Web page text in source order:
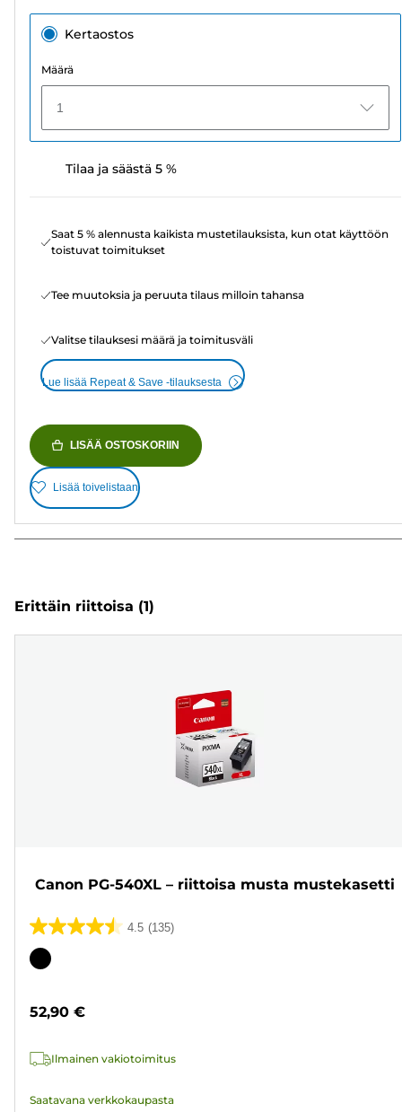
Kertaostos
Määrä
1
Tilaa ja säästä 5 %
Saat 5 % alennusta kaikista mustetilauksista, kun otat käyttöön
toistuvat toimitukset
Tee muutoksia ja peruuta tilaus milloin tahansa
Valitse tilauksesi määrä ja toimitusväli
Lue lisää Repeat & Save -tilauksesta
LISÄÄ OSTOSKORIIN
Lisää toivelistaan
Erittäin riittoisa (1)
Canon PG-540XL – riittoisa musta mustekasetti
4.5 (135)
4.5/5
tähteä.
Värikasetti
52,90 €
Ilmainen vakiotoimitus
Saatavana verkkokaupasta